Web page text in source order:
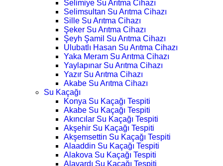
Selimiye Su Arıtma Cihazı
Selimsultan Su Arıtma Cihazı
Sille Su Arıtma Cihazı
Şeker Su Arıtma Cihazı
Şeyh Şamil Su Arıtma Cihazı
Ulubatlı Hasan Su Arıtma Cihazı
Yaka Meram Su Arıtma Cihazı
Yaylapınar Su Arıtma Cihazı
Yazır Su Arıtma Cihazı
Akabe Su Arıtma Cihazı
Su Kaçağı
Konya Su Kaçağı Tespiti
Akabe Su Kaçağı Tespiti
Akıncılar Su Kaçağı Tespiti
Akşehir Su Kaçağı Tespiti
Akşemsettin Su Kaçağı Tespiti
Alaaddin Su Kaçağı Tespiti
Alakova Su Kaçağı Tespiti
Alavardı Su Kaçağı Tespiti